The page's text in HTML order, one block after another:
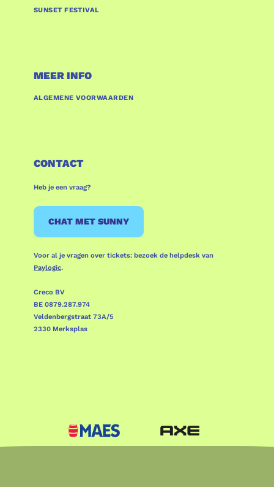
SUNSET FESTIVAL
MEER INFO
ALGEMENE VOORWAARDEN
CONTACT
Heb je een vraag?
CHAT MET SUNNY
Voor al je vragen over tickets: bezoek de helpdesk van
Paylogic.
Creco BV
BE 0879.287.974
Veldenbergstraat 73A/5
2330 Merksplas